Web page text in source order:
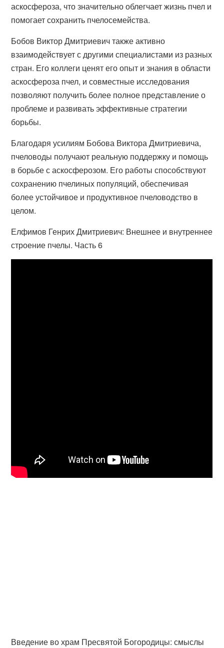
аскосфероза, что значительно облегчает жизнь пчел и
помогает сохранить пчелосемейства.
Бобов Виктор Дмитриевич также активно
взаимодействует с другими специалистами из разных
стран. Его коллеги ценят его опыт и знания в области
аскосфероза пчел, и совместные исследования
позволяют получить более полное представление о
проблеме и развивать эффективные стратегии
борьбы.
Благодаря усилиям Бобова Виктора Дмитриевича,
пчеловоды получают реальную поддержку и помощь
в борьбе с аскосферозом. Его работы способствуют
сохранению пчелиных популяций, обеспечивая
более устойчивое и продуктивное пчеловодство в
целом.
Елфимов Генрих Дмитриевич: Внешнее и внутреннее
строение пчелы. Часть 6
Введение во храм Пресвятой Богородицы: смыслы